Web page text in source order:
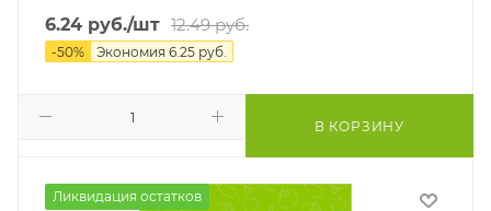
6.24 руб./шт 12.49руб.
-50% Экономия 6.25 руб.
В КОРЗИНУ
Ликвидация остатков